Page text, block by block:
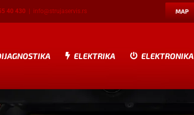
40 430 info@strujaservis.rs MAP
ELEKTRIKA ELEKTRONIKA